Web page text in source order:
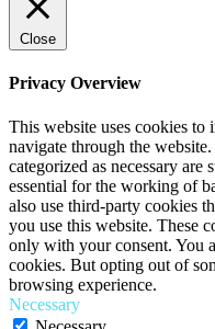
Close
Privacy Overview
This website uses cookies
navigate through the
categorized as necessary are
essential for the working of
also use third-party cookies
you use this website. These
only with your consent. You
cookies. But opting out of
browsing experience.
Necessary